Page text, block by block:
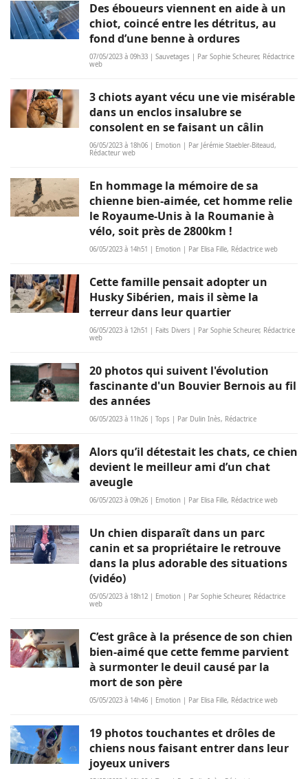
Des éboueurs viennent en aide à un
chiot, coincé entre les détritus, au
fond d’une benne à ordures
07/05/2023 à 09h33 | Sauvetages | Par Sophie Scheurer, Rédactrice
web
3 chiots ayant vécu une vie misérable
dans un enclos insalubre se
consolent en se faisant un câlin
06/05/2023 à 18h06 | Emotion | Par Jérémie Staebler-Biteaud,
Rédacteur web
En hommage la mémoire de sa
chienne bien-aimée, cet homme relie
le Royaume-Unis à la Roumanie à
vélo, soit près de 2800km !
06/05/2023 à 14h51 | Emotion | Par Elisa Fille, Rédactrice web
Cette famille pensait adopter un
Husky Sibérien, mais il sème la
terreur dans leur quartier
06/05/2023 à 12h51 | Faits Divers | Par Sophie Scheurer, Rédactrice
web
20 photos qui suivent l'évolution
fascinante d'un Bouvier Bernois au fil
des années
06/05/2023 à 11h26 | Tops | Par Dulin Inès, Rédactrice
Alors qu’il détestait les chats, ce chien
devient le meilleur ami d’un chat
aveugle
06/05/2023 à 09h26 | Emotion | Par Elisa Fille, Rédactrice web
Un chien disparaît dans un parc
canin et sa propriétaire le retrouve
dans la plus adorable des situations
(vidéo)
05/05/2023 à 18h12 | Emotion | Par Sophie Scheurer, Rédactrice
web
C’est grâce à la présence de son chien
bien-aimé que cette femme parvient
à surmonter le deuil causé par la
mort de son père
05/05/2023 à 14h46 | Emotion | Par Elisa Fille, Rédactrice web
19 photos touchantes et drôles de
chiens nous faisant entrer dans leur
joyeux univers